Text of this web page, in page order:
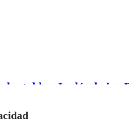
Inalámbrica